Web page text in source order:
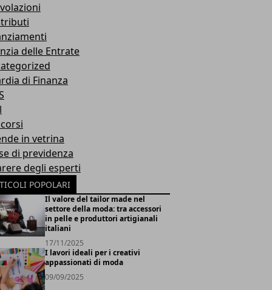
delle Entrate
di Finanza
in vetrina
di previdenza
degli esperti
POPOLARI
Il valore del tailor made nel
settore della moda: tra accessori
in pelle e produttori artigianali
italiani
17/11/2025
I lavori ideali per i creativi
appassionati di moda
09/09/2025